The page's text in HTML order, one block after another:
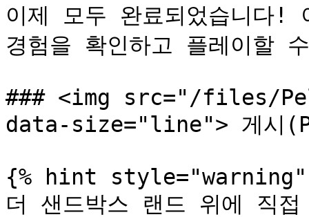
이제 모두 완료되었습니다!
경험을 확인하고 플레이할
### <img src="/files/
data-size="line"> 게시
{% hint style="warning"
더 샌드박스 랜드 위에 직